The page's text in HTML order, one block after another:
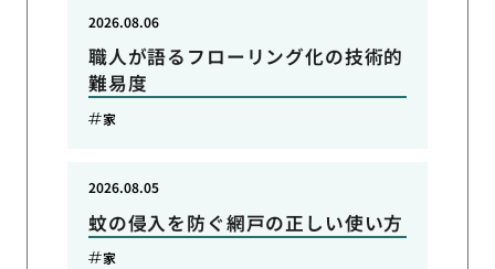
職人が語るフローリング化の技術的
難易度
2026.08.06
家
蚊の侵入を防ぐ網戸の正しい使い方
2026.08.05
家